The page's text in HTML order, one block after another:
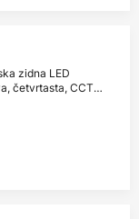
zidna LED
četvrtasta, CCT